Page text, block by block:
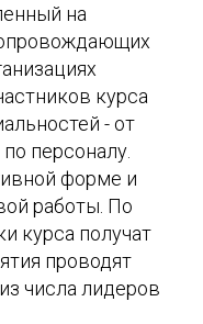
на
курса
- от
персоналу.
форме и
работы. По
курса получат
проводят
числа лидеров